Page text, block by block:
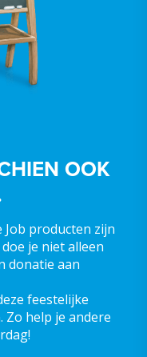
OOK
Job producten zijn
je niet alleen
donatie aan
feestelijke
help je andere